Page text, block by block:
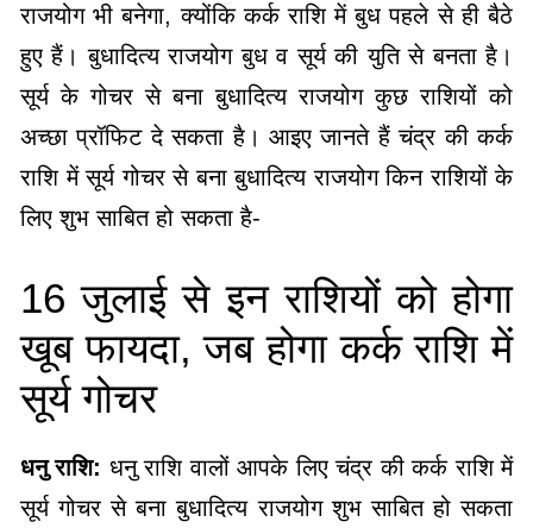
राजयोग भी बनेगा, क्योंकि कर्क राशि में बुध पहले से ही बैठे
हुए हैं। बुधादित्य राजयोग बुध व सूर्य की युति से बनता है।
सूर्य के गोचर से बना बुधादित्य राजयोग कुछ राशियों को
अच्छा प्रॉफिट दे सकता है। आइए जानते हैं चंद्र की कर्क
राशि में सूर्य गोचर से बना बुधादित्य राजयोग किन राशियों के
लिए शुभ साबित हो सकता है-
16 जुलाई से इन राशियों को होगा
खूब फायदा, जब होगा कर्क राशि में
सूर्य गोचर
धनु राशि: धनु राशि वालों आपके लिए चंद्र की कर्क राशि में
सूर्य गोचर से बना बुधादित्य राजयोग शुभ साबित हो सकता